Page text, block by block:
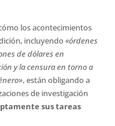
los acontecimientos
incluyendo«órdenes
de dólares en
y la censura en torno a
», están obligando a
de investigación
sus tareas